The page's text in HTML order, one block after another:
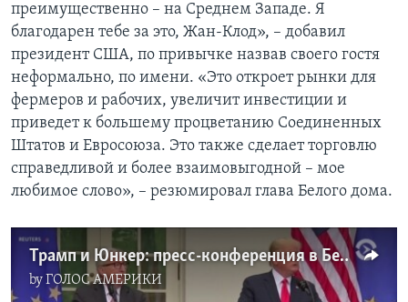
преимущественно – на Среднем Западе. Я
благодарен тебе за это, Жан-Клод», – добавил
президент США, по привычке назвав своего гостя
неформально, по имени. «Это откроет рынки для
фермеров и рабочих, увеличит инвестиции и
приведет к большему процветанию Соединенных
Штатов и Евросоюза. Это также сделает торговлю
справедливой и более взаимовыгодной – мое
любимое слово», – резюмировал глава Белого дома.
Трамп и Юнкер: пресс-конференция в Белом доме
byГОЛОС АМЕРИКИ